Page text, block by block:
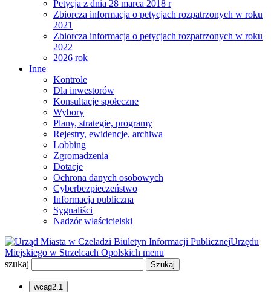
Petycja z dnia 28 marca 2018 r
Zbiorcza informacja o petycjach rozpatrzonych w roku
2021
Zbiorcza informacja o petycjach rozpatrzonych w roku
2022
2026 rok
Inne
Kontrole
Dla inwestorów
Konsultacje społeczne
Wybory
Plany, strategie, programy
Rejestry, ewidencje, archiwa
Lobbing
Zgromadzenia
Dotacje
Ochrona danych osobowych
Cyberbezpieczeństwo
Informacja publiczna
Sygnaliści
Nadzór właścicielski
Biuletyn Informacji PublicznejUrzędu
Miejskiego w Strzelcach Opolskich menu
szukaj
wcag2.1